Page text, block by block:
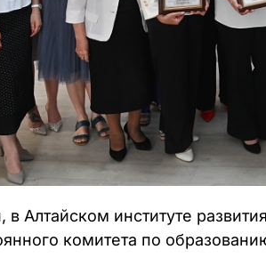
Алтайском институте
комитета по